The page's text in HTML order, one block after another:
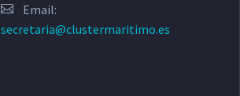
Email:
secretaria@clustermaritimo.es